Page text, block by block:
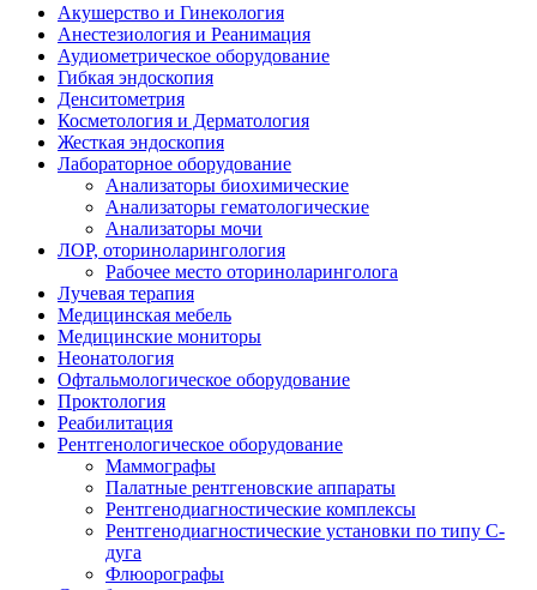
Акушерство и Гинекология
Анестезиология и Реанимация
Аудиометрическое оборудование
Гибкая эндоскопия
Денситометрия
Косметология и Дерматология
Жесткая эндоскопия
Лабораторное оборудование
Анализаторы биохимические
Анализаторы гематологические
Анализаторы мочи
ЛОР, оториноларингология
Рабочее место оториноларинголога
Лучевая терапия
Медицинская мебель
Медицинские мониторы
Неонатология
Офтальмологическое оборудование
Проктология
Реабилитация
Рентгенологическое оборудование
Маммографы
Палатные рентгеновские аппараты
Рентгенодиагностические комплексы
Рентгенодиагностические установки по типу С-
дуга
Флюорографы